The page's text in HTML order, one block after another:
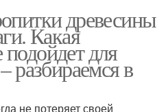
древесины
Какая
для
разбираемся в
не потеряет своей